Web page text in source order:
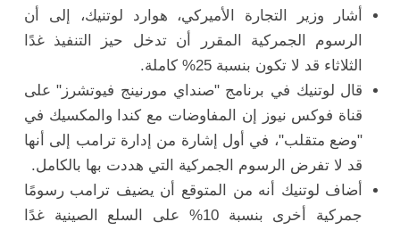
أشار وزير التجارة الأميركي، هوارد لوتنيك، إلى أن
الرسوم الجمركية المقرر أن تدخل حيز التنفيذ غدًا
الثلاثاء قد لا تكون بنسبة 25% كاملة.
قال لوتنيك في برنامج "صنداي مورنينج فيوتشرز" على
قناة فوكس نيوز إن المفاوضات مع كندا والمكسيك في
"وضع متقلب"، في أول إشارة من إدارة ترامب إلى أنها
قد لا تفرض الرسوم الجمركية التي هددت بها بالكامل.
أضاف لوتنيك أنه من المتوقع أن يضيف ترامب رسومًا
جمركية أخرى بنسبة 10% على السلع الصينية غدًا